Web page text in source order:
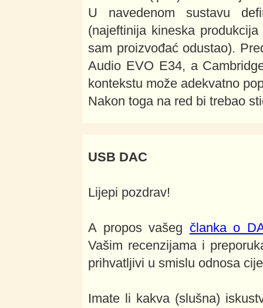
U navedenom sustavu
(najeftinija kineska
sam proizvođać odustao).
Audio EVO E34, a
kontekstu može adekvatno
Nakon toga na red bi trebao
USB DAC
Lijepi pozdrav!
A propos vašeg članka o
Vašim recenzijama i
prihvatljivi u smislu odnosa
Imate li kakva (slušna)